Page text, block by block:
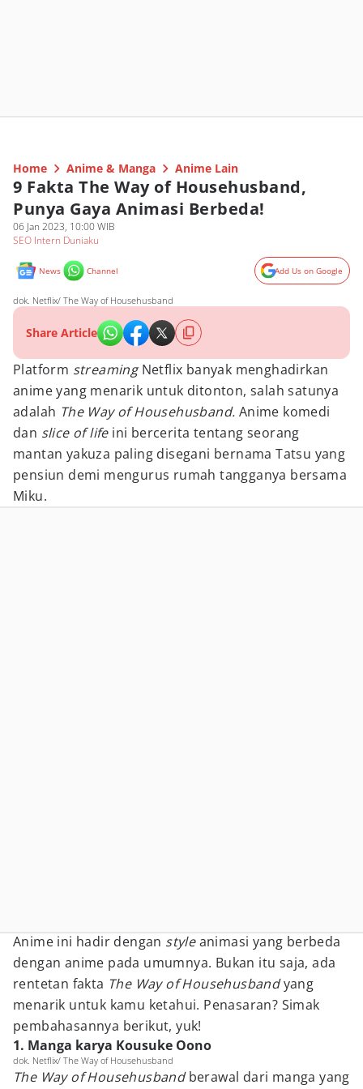
Home Anime & Manga Anime Lain
9 Fakta The Way of Househusband,
Punya Gaya Animasi Berbeda!
06 Jan 2023, 10:00 WIB
SEO Intern Duniaku
News Channel Add Us on Google
dok. Netflix/ The Way of Househusband
Share Article
Platform streamingNetflix banyak menghadirkan
anime yang menarik untuk ditonton, salah satunya
adalah The Way of Househusband. Anime komedi
dan slice of life ini bercerita tentang seorang
mantan yakuza paling disegani bernama Tatsu yang
pensiun demi mengurus rumah tangganya bersama
Miku.
Anime ini hadir dengan styleanimasi yang berbeda
dengan anime pada umumnya. Bukan itu saja, ada
rentetan fakta The Way of Househusbandyang
menarik untuk kamu ketahui. Penasaran? Simak
pembahasannya berikut, yuk!
1. Manga karya Kousuke Oono
dok. Netflix/ The Way of Househusband
The Way of Househusbandberawal dari manga yang